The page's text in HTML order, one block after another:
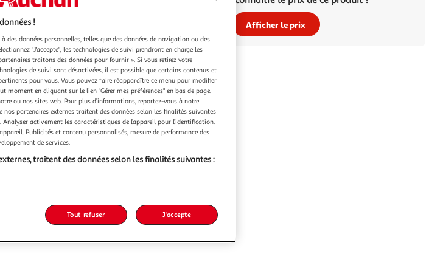
100
le
Afficher le prix
!
des données personnelles, telles que des données de navigation ou des
"J'accepte", les technologies de suivi prendront en charge les
traitons des données pour fournir ». Si vous retirez votre
de suivi sont désactivées, il est possible que certains contenus et
pour vous. Vous pouvez faire réapparaître ce menu pour modifier
moment en cliquant sur le lien "Gérer mes préférences" en bas de page.
ou nos sites web. Pour plus d’informations, reportez-vous à notre
partenaires externes traitent des données selon les finalités suivantes
activement les caractéristiques de l’appareil pour l’identification.
Publicités et contenu personnalisés, mesure de performance des
de services.
traitent des données selon les finalités suivantes :
Tout refuser J'accepte